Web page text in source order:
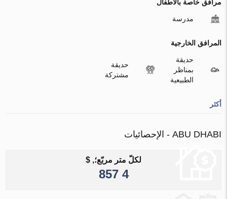
مرافق خاصة بالأطفال
مدرسة
المرافق الخارجية
حديقة
بمناظر
الطبيعية
حديقة
مشتركة
أكثر
ABU DHABI - الإحصائيات
لكلّ متر مربّع؛, $
4 857